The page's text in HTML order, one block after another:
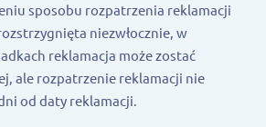
sposobu rozpatrzenia reklamacji
niezwłocznie, w
reklamacja może zostać
ale rozpatrzenie reklamacji nie
od daty reklamacji.